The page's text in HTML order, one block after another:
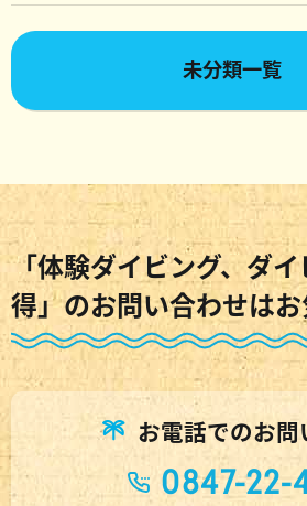
未分類一覧
「体験ダイビング、ダ
得」のお問い合わせは
お電話でのお問
0847-22-